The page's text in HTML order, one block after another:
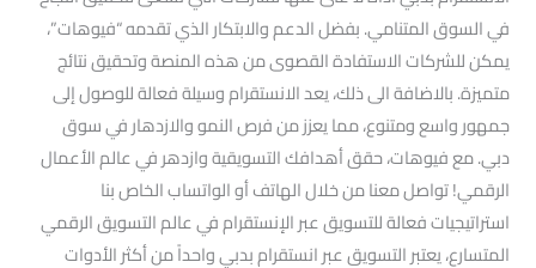
في السوق المتنامي. بفضل الدعم والابتكار الذي تقدمه “فيوهات”،
يمكن للشركات الاستفادة القصوى من هذه المنصة وتحقيق نتائج
متميزة. بالاضافة الى ذلك، يعد الانستقرام وسيلة فعالة للوصول إلى
جمهور واسع ومتنوع، مما يعزز من فرص النمو والازدهار في سوق
دبي. مع فيوهات، حقق أهدافك التسويقية وازدهر في عالم الأعمال
الرقمي! تواصل معنا من خلال الهاتف أو الواتساب الخاص بنا
استراتيجيات فعالة للتسويق عبر الإنستقرام في عالم التسويق الرقمي
المتسارع، يعتبر التسويق عبر انستقرام بدبي واحداً من أكثر الأدوات